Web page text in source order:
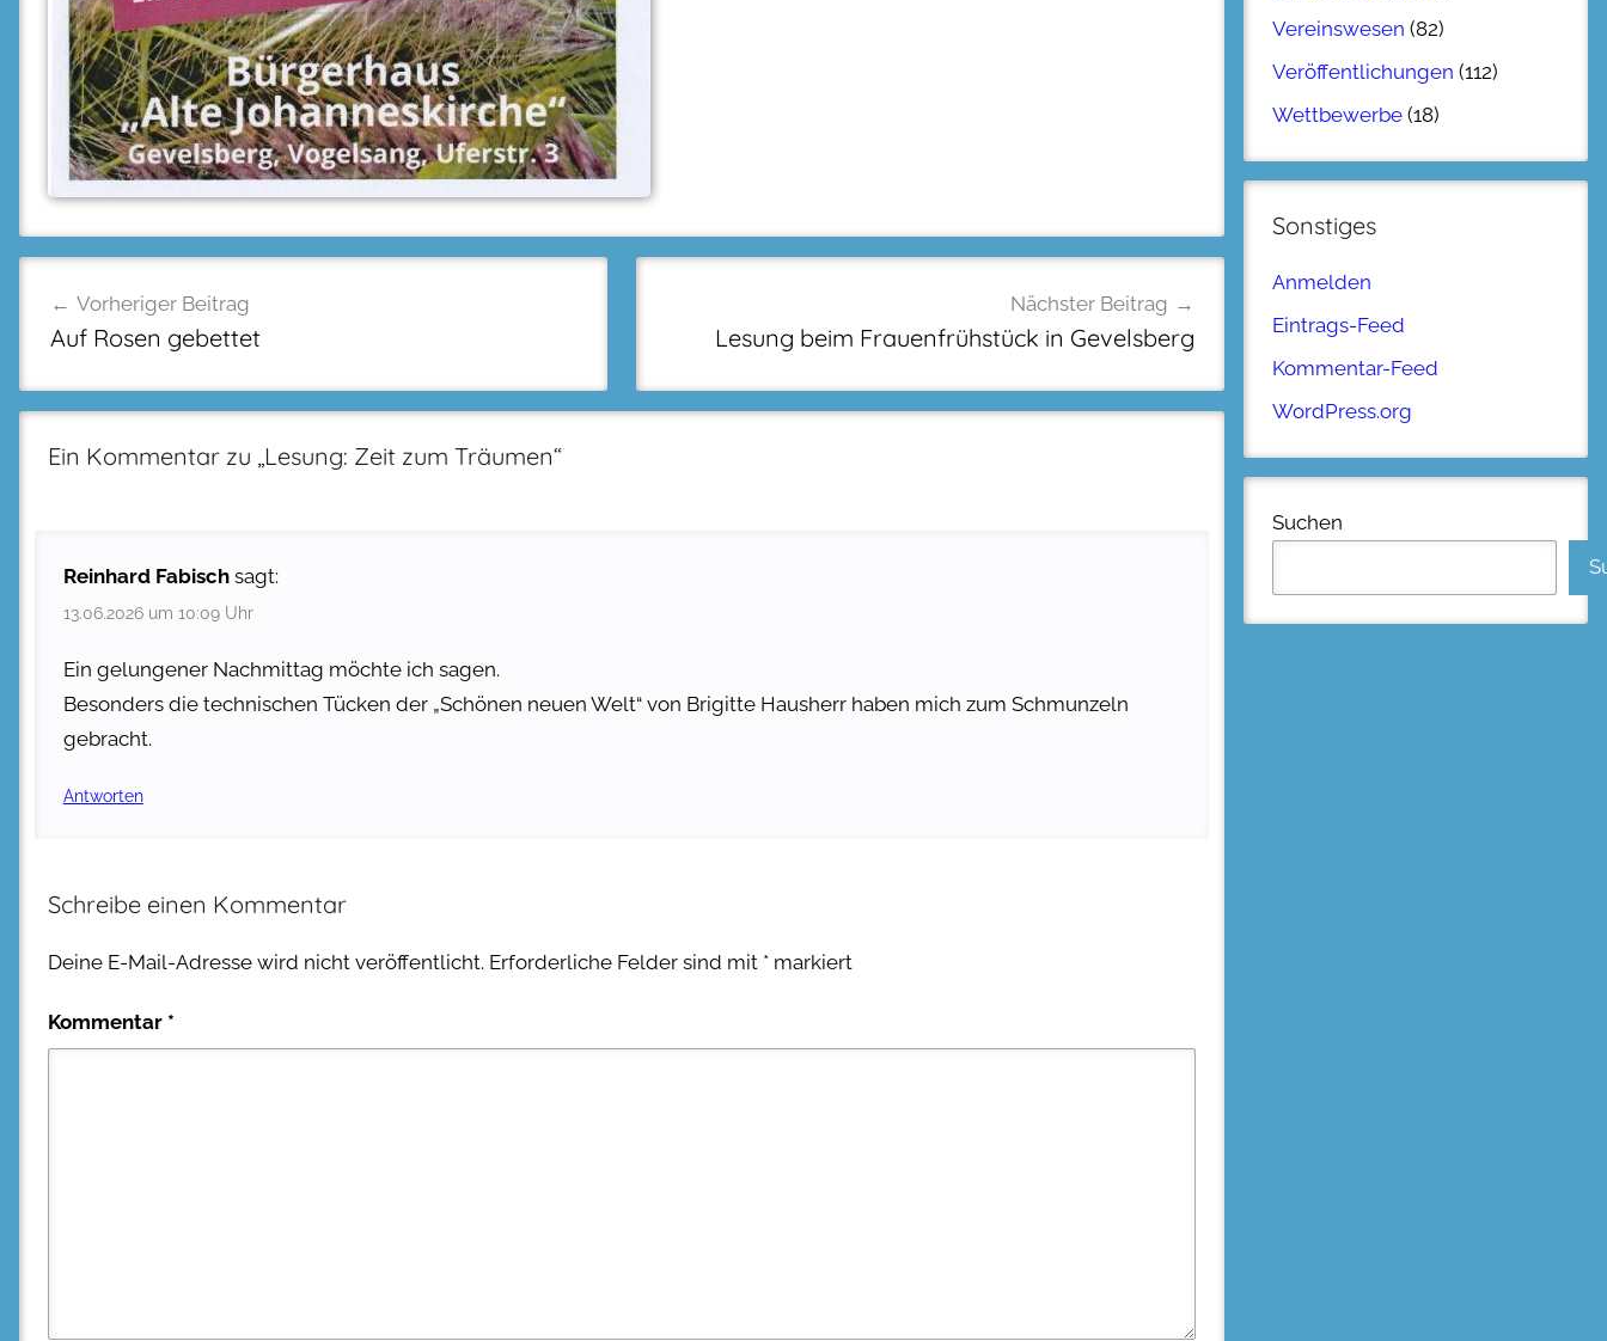
Vorheriger Beitrag
Auf Rosen gebettet
Nächster Beitrag
Lesung beim Frauenfrühstück in Gevelsberg
Ein Kommentar zu „Lesung: Zeit zum Träumen“
Reinhard Fabisch sagt:
13.06.2026 um 10:09 Uhr
Ein gelungener Nachmittag möchte ich sagen.
Besonders die technischen Tücken der „Schönen neuen Welt“ von Brigitte Hausherr haben mich zum Schmunzeln
gebracht.
Antworten
Schreibe einen Kommentar
Deine E-Mail-Adresse wird nicht veröffentlicht. Erforderliche Felder sind mit * markiert
Kommentar *
Vereinswesen (82)
Veröffentlichungen (112)
Wettbewerbe (18)
Sonstiges
Anmelden
Eintrags-Feed
Kommentar-Feed
WordPress.org
Suchen